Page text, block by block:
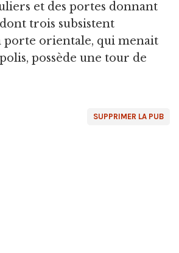
et des portes donnant
trois subsistent
porte orientale, qui menait
possède une tour de
SUPPRIMER LA PUB